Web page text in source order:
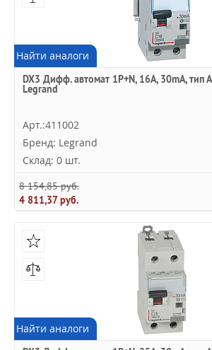
Найти аналоги
DX3 Дифф. автомат 1P+N, 16A, 30mA, тип
Legrand
Арт.:411002
Бренд: Legrand
Склад: 0 шт.
8 154,85 руб.
4 811,37 руб.
Найти аналоги